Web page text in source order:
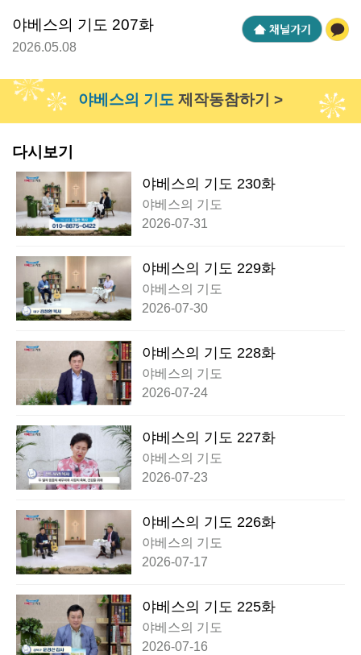
야베스의 기도 207화
2026.05.08
야베스의 기도 제작동참하기 >
다시보기
야베스의 기도 230화
야베스의 기도
2026-07-31
야베스의 기도 229화
야베스의 기도
2026-07-30
야베스의 기도 228화
야베스의 기도
2026-07-24
야베스의 기도 227화
야베스의 기도
2026-07-23
야베스의 기도 226화
야베스의 기도
2026-07-17
야베스의 기도 225화
야베스의 기도
2026-07-16